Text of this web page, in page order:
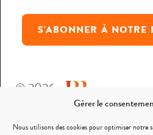
Gérer le
Nous utilisons des cookies pour optimiser notre
S'ABONNER À NOTRE
© 2026